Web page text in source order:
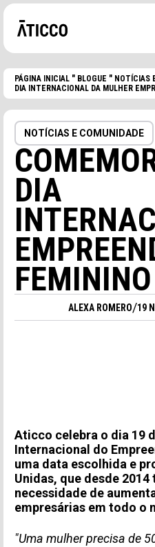
PÁGINA INICIAL " BLOGUE " NOTÍCIAS
DIA INTERNACIONAL DA MULHER
NOTÍCIAS E COMUNIDADE
DIA
FEMININO
ALEXA ROMERO/19
Aticco celebra o dia 19
Internacional do
uma data escolhida e
Unidas, que desde
necessidade de
empresárias em todo o
"Uma mulher precisa de
PROCURA UM ESPAÇO
ESCRITÓRIO PRIVADO?
EVENTOS?